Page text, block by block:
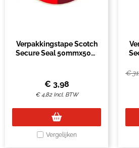
Verpakkingstape Scotch
Secure Seal 50mmx50m
€ 3,98
€4,82 Incl. BTW
Vergelijken
€